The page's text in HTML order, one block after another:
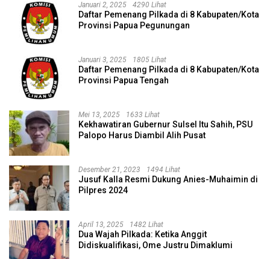
Januari 2, 2025 4290 Lihat
Daftar Pemenang Pilkada di 8 Kabupaten/Kota
Provinsi Papua Pegunungan
Januari 3, 2025 1805 Lihat
Daftar Pemenang Pilkada di 8 Kabupaten/Kota
Provinsi Papua Tengah
Mei 13, 2025 1633 Lihat
Kekhawatiran Gubernur Sulsel Itu Sahih, PSU
Palopo Harus Diambil Alih Pusat
Desember 21, 2023 1494 Lihat
Jusuf Kalla Resmi Dukung Anies-Muhaimin di
Pilpres 2024
April 13, 2025 1482 Lihat
Dua Wajah Pilkada: Ketika Anggit
Didiskualifikasi, Ome Justru Dimaklumi